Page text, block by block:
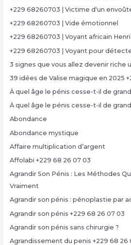
+229 68260703 | Victime d'un
+229 68260703 | Vide émotionnel
+229 68260703 | Voyant africain
+229 68260703 | Voyant pour
3 signes que vous allez devenir riche
39 idées de Valise magique en 2025
À quel âge le pénis cesse-t-il de
À quel âge le pénis cesse-t-il de
Abondance
Abondance mystique
Affaire multiplication d’argent
Affolabi +229 68 26 07 03
Agrandir Son Pénis : Les Méthodes
Vraiment
Agrandir son pénis : pénoplastie par
Agrandir son pénis +229 68 26 07 03
Agrandir son pénis sans chirurgie ?
Agrandissement du penis +229 68 26